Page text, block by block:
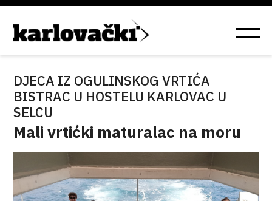
DJECA IZ OGULINSKOG VRTIĆA
BISTRAC U HOSTELU KARLOVAC U
SELCU
Mali vrtićki maturalac na moru